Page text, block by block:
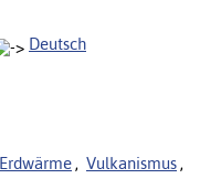
Deutsch
Erdwärme , Vulkanismus ,